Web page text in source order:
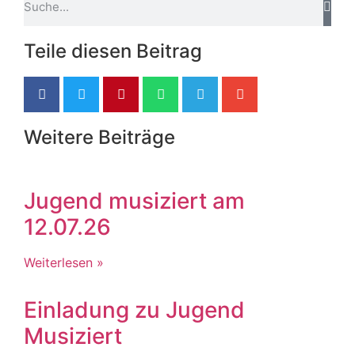
Teile diesen Beitrag
Weitere Beiträge
Jugend musiziert am
12.07.26
Weiterlesen »
Einladung zu Jugend
Musiziert